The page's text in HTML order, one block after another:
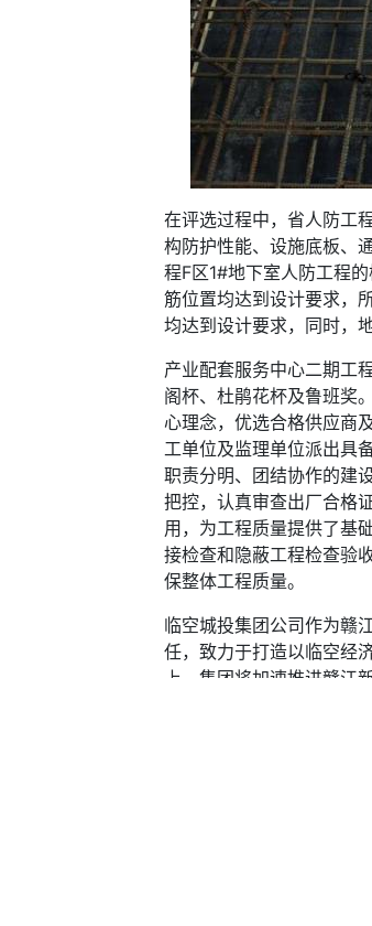
在评选过程中，省人防工
构防护性能、设施底板、
程F区1#地下室人防工程
筋位置均达到设计要求，
均达到设计要求，同时，
产业配套服务中心二期工
阁杯、杜鹃花杯及鲁班奖
心理念，优选合格供应商
工单位及监理单位派出具
职责分明、团结协作的建
把控，认真审查出厂合格
用，为工程质量提供了基
接检查和隐蔽工程检查验
保整体工程质量。
临空城投集团公司作为赣
任，致力于打造以临空经
上，集团将加速推进赣江